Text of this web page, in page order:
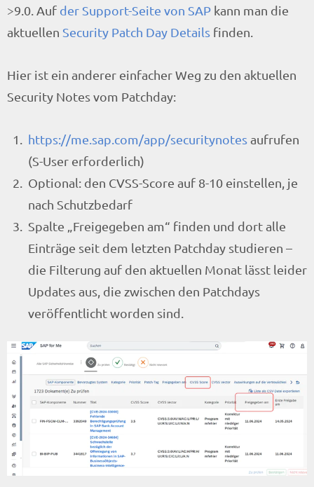
>9.0. Auf der Support-Seite von SAP kann man die
aktuellen Security Patch Day Details finden.
Hier ist ein anderer einfacher Weg zu den aktuellen
Security Notes vom Patchday:
https://me.sap.com/app/securitynotesaufrufen
(S-User erforderlich)
Optional: den CVSS-Score auf 8-10 einstellen, je
nach Schutzbedarf
Spalte „Freigegeben am“ finden und dort alle
Einträge seit dem letzten Patchday studieren –
die Filterung auf den aktuellen Monat lässt leider
Updates aus, die zwischen den Patchdays
veröffentlicht worden sind.